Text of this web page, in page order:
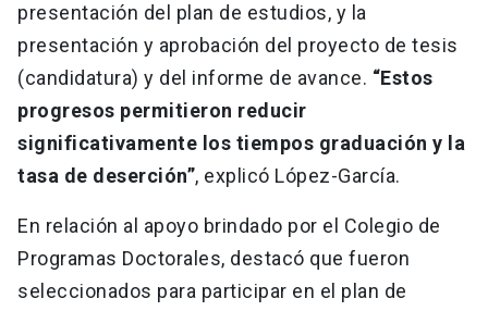
presentación del plan de estudios, y la
presentación y aprobación del proyecto de tesis
(candidatura) y del informe de avance. “Estos
progresos permitieron reducir
significativamente los tiempos graduación y la
tasa de deserción”, explicó López-García.
En relación al apoyo brindado por el Colegio de
Programas Doctorales, destacó que fueron
seleccionados para participar en el plan de